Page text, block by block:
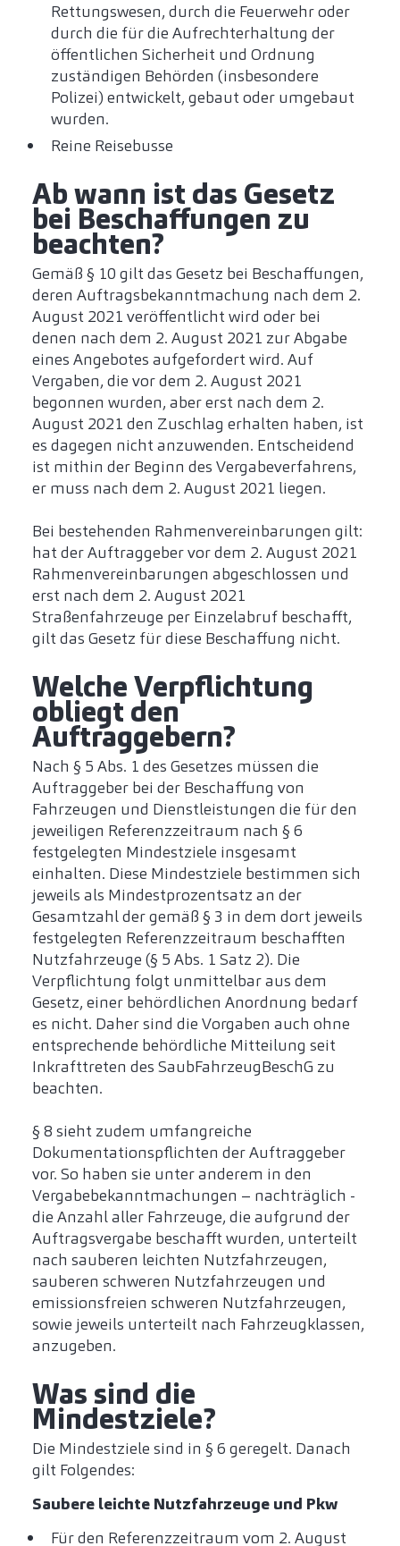
Rettungswesen, durch die Feuerwehr oder
durch die für die Aufrechterhaltung der
öffentlichen Sicherheit und Ordnung
zuständigen Behörden (insbesondere
Polizei) entwickelt, gebaut oder umgebaut
wurden.
Reine Reisebusse
​Ab wann ist das Gesetz
bei Beschaffungen zu
beachten?
Gemäß § 10 gilt das Gesetz bei Beschaffungen,
deren Auftragsbekanntmachung nach dem 2.
August 2021 veröffentlicht wird oder bei
denen nach dem 2. August 2021 zur Abgabe
eines Angebotes aufgefordert wird. Auf
Vergaben, die vor dem 2. August 2021
begonnen wurden, aber erst nach dem 2.
August 2021 den Zuschlag erhalten haben, ist
es dagegen nicht anzuwenden. Entscheidend
ist mithin der Beginn des Vergabeverfahrens,
er muss nach dem 2. August 2021 liegen.
Bei bestehenden Rahmenvereinbarungen gilt:
hat der Auftraggeber vor dem 2. August 2021
Rahmenvereinbarungen abgeschlossen und
erst nach dem 2. August 2021
Straßenfahrzeuge per Einzelabruf beschafft,
gilt das Gesetz für diese Beschaffung nicht.
Welche Verpflichtung
obliegt den
Auftraggebern?
Nach § 5 Abs. 1 des Gesetzes müssen die
Auftraggeber bei der Beschaffung von
Fahrzeugen und Dienstleistungen die für den
jeweiligen Referenzzeitraum nach § 6
festgelegten Mindestziele insgesamt
einhalten. Diese Mindestziele bestimmen sich
jeweils als Mindestprozentsatz an der
Gesamtzahl der gemäß § 3 in dem dort jeweils
festgelegten Referenzzeitraum beschafften
Nutzfahrzeuge (§ 5 Abs. 1 Satz 2). Die
Verpflichtung folgt unmittelbar aus dem
Gesetz, einer behördlichen Anordnung bedarf
es nicht. Daher sind die Vorgaben auch ohne
entsprechende behördliche Mitteilung seit
Inkrafttreten des SaubFahrzeugBeschG zu
beachten.
§ 8 sieht zudem umfangreiche
Dokumentationspflichten der Auftraggeber
vor. So haben sie unter anderem in den
Vergabebekanntmachungen – nachträglich -
die Anzahl aller Fahrzeuge, die aufgrund der
Auftragsvergabe beschafft wurden, unterteilt
nach sauberen leichten Nutzfahrzeugen,
sauberen schweren Nutzfahrzeugen und
emissionsfreien schweren Nutzfahrzeugen,
sowie jeweils unterteilt nach Fahrzeugklassen,
anzugeben.
Was sind die
Mindestziele?
Die Mindestziele sind in § 6 geregelt. Danach
gilt Folgendes:
Saubere leichte Nutzfahrzeuge und Pkw
Für den Referenzzeitraum vom 2. August